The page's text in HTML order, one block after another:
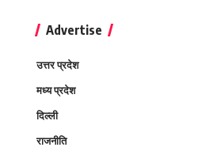
Advertise
उत्तर प्रदेश
मध्य प्रदेश
दिल्ली
राजनीति